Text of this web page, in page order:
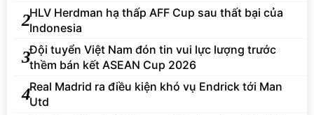
2HLV Herdman hạ thấp AFF Cup sau thất bại của
Indonesia
3Đội tuyển Việt Nam đón tin vui lực lượng trước
thềm bán kết ASEAN Cup 2026
4Real Madrid ra điều kiện khó vụ Endrick tới Man
Utd